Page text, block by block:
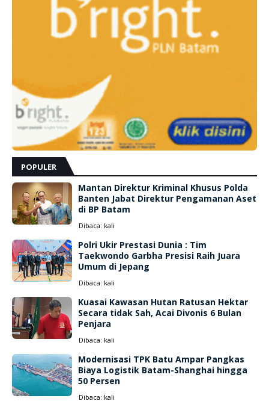
POPULER
Mantan Direktur Kriminal Khusus Polda
Banten Jabat Direktur Pengamanan Aset
di BP Batam
Dibaca: kali
Polri Ukir Prestasi Dunia : Tim
Taekwondo Garbha Presisi Raih Juara
Umum di Jepang
Dibaca: kali
Kuasai Kawasan Hutan Ratusan Hektar
Secara tidak Sah, Acai Divonis 6 Bulan
Penjara
Dibaca: kali
Modernisasi TPK Batu Ampar Pangkas
Biaya Logistik Batam-Shanghai hingga
50 Persen
Dibaca: kali